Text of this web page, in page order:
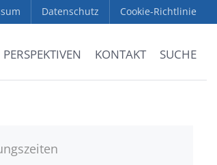
Datenschutz Cookie-Richtlinie
PERSPEKTIVEN KONTAKT SUCHE